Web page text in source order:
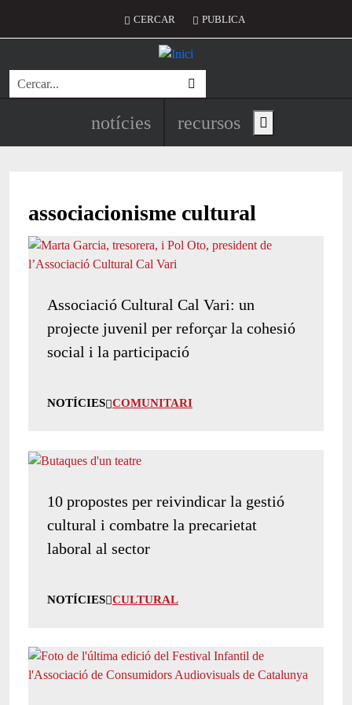
Menú del compte d'usuari
CERCAR PUBLICA
Cerca
Navegació principal de
notícies recursos Show main menu
associacionisme cultural
Associació Cultural Cal Vari: un
projecte juvenil per reforçar la cohesió
social i la participació
NOTÍCIES COMUNITARI
10 propostes per reivindicar la gestió
cultural i combatre la precarietat
laboral al sector
NOTÍCIES CULTURAL